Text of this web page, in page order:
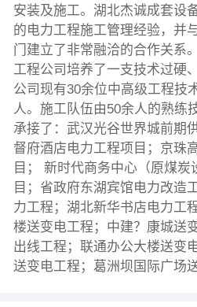
安装及施工。湖北杰诚成套设
的电力工程施工管理经验，并
门建立了非常融洽的合作关系
工程公司培养了一支技术过硬
公司现有30余位中高级工程技
人。施工队伍由50余人的熟练
承接了：武汉光谷世界城前期
督府酒店电力工程项目；京珠
目； 新时代商务中心（原煤炭
目；省政府东湖宾馆电力改造
力工程；湖北新华书店电力工
楼送变电工程；中建？康城送
出线工程；联通办公大楼送变
送变电工程；葛洲坝国际广场